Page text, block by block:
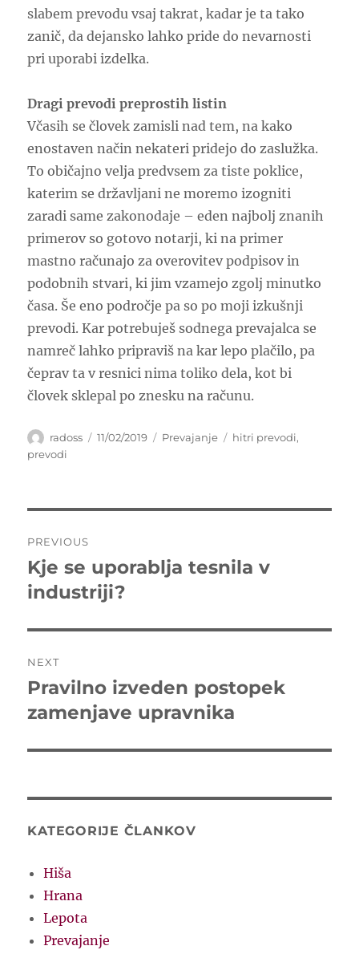
slabem prevodu vsaj takrat, kadar je ta tako
zanič, da dejansko lahko pride do nevarnosti
pri uporabi izdelka.
Dragi prevodi preprostih listin
Včasih se človek zamisli nad tem, na kako
enostaven način nekateri pridejo do zaslužka.
To običajno velja predvsem za tiste poklice,
katerim se državljani ne moremo izogniti
zaradi same zakonodaje – eden najbolj znanih
primerov so gotovo notarji, ki na primer
mastno računajo za overovitev podpisov in
podobnih stvari, ki jim vzamejo zgolj minutko
časa. Še eno področje pa so po moji izkušnji
prevodi. Kar potrebuješ sodnega prevajalca se
namreč lahko pripraviš na kar lepo plačilo, pa
čeprav ta v resnici nima toliko dela, kot bi
človek sklepal po znesku na računu.
Author
radoss
Posted
11/02/2019 Categories
Prevajanje Tags
hitri prevodi,
prevodi
navigation
PREVIOUS
Previous
post:
Kje se uporablja tesnila v
industriji?
NEXT
Next
post:
Pravilno izveden postopek
zamenjave upravnika
KATEGORIJE ČLANKOV
Hiša
Hrana
Lepota
Prevajanje